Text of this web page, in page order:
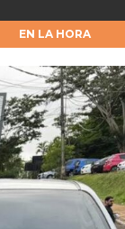
EN LA HORA